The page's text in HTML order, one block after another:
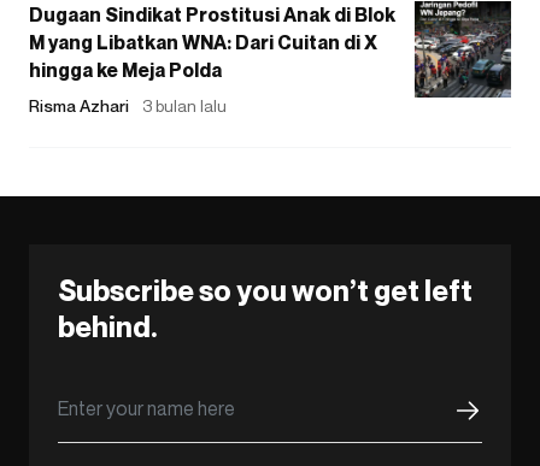
Dugaan Sindikat Prostitusi Anak di Blok
M yang Libatkan WNA: Dari Cuitan di X
hingga ke Meja Polda
Risma Azhari 3 bulan lalu
Subscribe so you won’t get left
behind.